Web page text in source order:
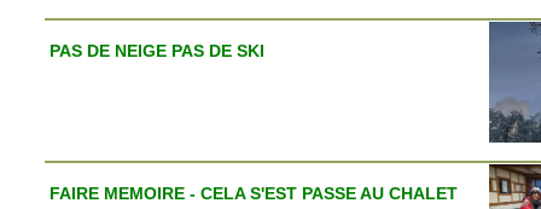
PAS DE NEIGE PAS DE SKI
FAIRE MEMOIRE - CELA S'EST PASSE AU CHALET